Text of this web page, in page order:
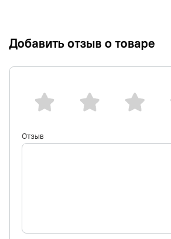
Добавить отзыв о товаре
Отзыв